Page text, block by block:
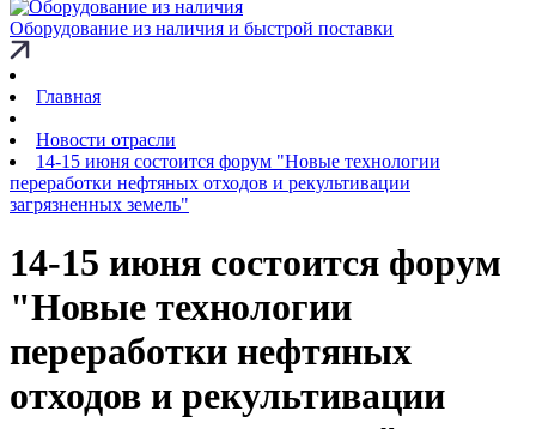
Оборудование из наличия и быстрой поставки
Главная
Новости отрасли
14-15 июня состоится форум "Новые технологии
переработки нефтяных отходов и рекультивации
загрязненных земель"
14-15 июня состоится форум
"Новые технологии
переработки нефтяных
отходов и рекультивации